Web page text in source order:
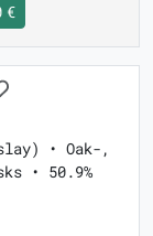
€
• Oak-,
• 50.9%